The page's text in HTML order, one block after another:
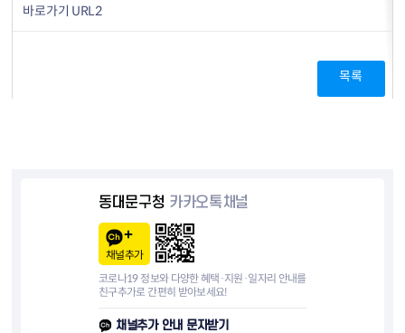
바로가기 URL2
목록
동대문구청 카카오톡채널
채널추가
코로나19 정보와 다양한 혜택·지원·일자리 안내를
친구추가로 간편히 받아보세요!
채널추가 안내 문자받기